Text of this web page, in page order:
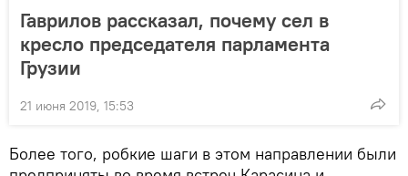
Гаврилов рассказал, почему сел в
кресло председателя парламента
Грузии
21 июня 2019, 15:53
Более того, робкие шаги в этом направлении были